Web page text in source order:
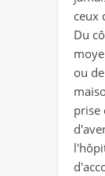
ceux
Du
ou
prise